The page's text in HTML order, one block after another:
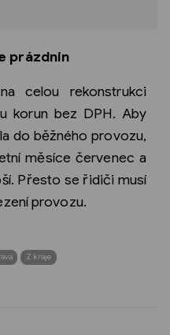
prázdnin
celou rekonstrukci
korun bez DPH. Aby
do běžného provozu,
měsíce červenec a
Přesto se řidiči musí
provozu.
Z kraje